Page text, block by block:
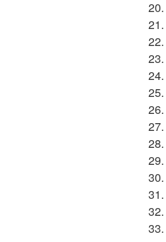
20.
21.
22.
23.
24.
25.
26.
27.
28.
29.
30.
31.
32.
33.